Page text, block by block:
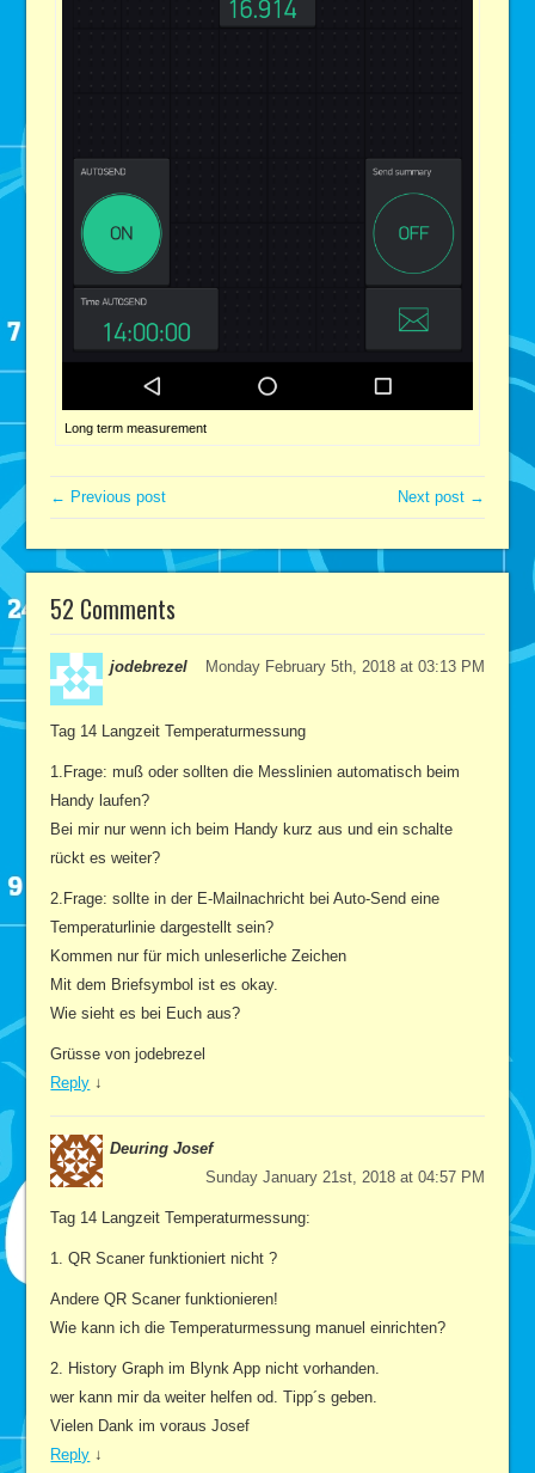
Long term measurement
← Previous post Next post →
52 Comments
jodebrezel Monday February 5th, 2018 at 03:13 PM
Tag 14 Langzeit Temperaturmessung
1.Frage: muß oder sollten die Messlinien automatisch beim
Handy laufen?
Bei mir nur wenn ich beim Handy kurz aus und ein schalte
rückt es weiter?
2.Frage: sollte in der E-Mailnachricht bei Auto-Send eine
Temperaturlinie dargestellt sein?
Kommen nur für mich unleserliche Zeichen
Mit dem Briefsymbol ist es okay.
Wie sieht es bei Euch aus?
Grüsse von jodebrezel
Reply ↓
Deuring Josef
Sunday January 21st, 2018 at 04:57 PM
Tag 14 Langzeit Temperaturmessung:
1. QR Scaner funktioniert nicht ?
Andere QR Scaner funktionieren!
Wie kann ich die Temperaturmessung manuel einrichten?
2. History Graph im Blynk App nicht vorhanden.
wer kann mir da weiter helfen od. Tipp´s geben.
Vielen Dank im voraus Josef
Reply ↓